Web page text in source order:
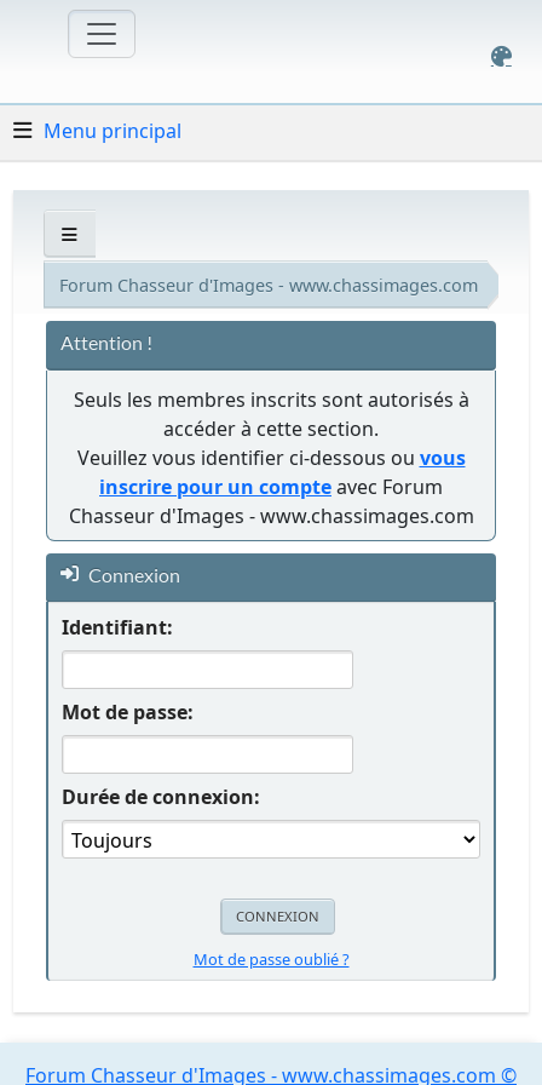
Menu principal
Forum Chasseur d'Images - www.chassimages.com
Attention !
Seuls les membres inscrits sont autorisés à
accéder à cette section.
Veuillez vous identifier ci-dessous ou vous
inscrire pour un compteavec Forum
Chasseur d'Images - www.chassimages.com
Connexion
Identifiant:
Mot de passe:
Durée de connexion:
Mot de passe oublié ?
Forum Chasseur d'Images - www.chassimages.com ©